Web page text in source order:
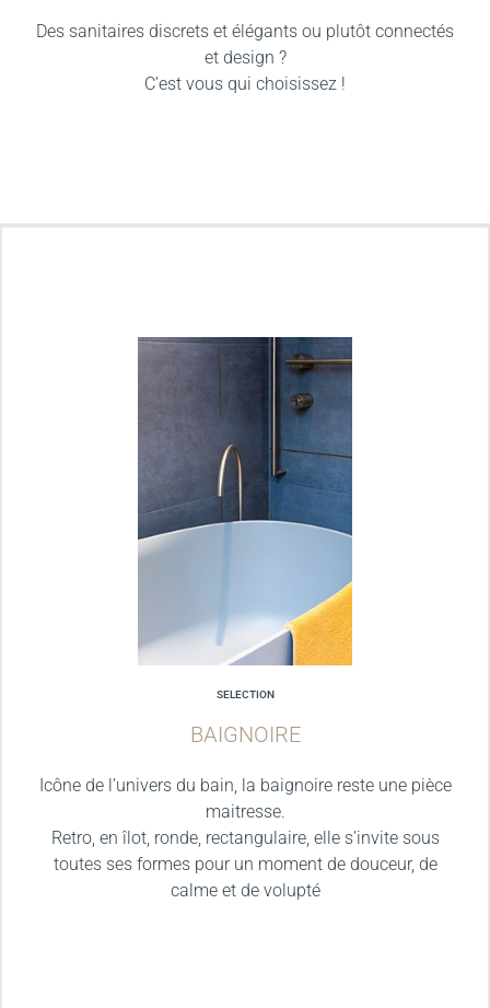
Des sanitaires discrets et élégants ou plutôt connectés
et design ?
C’est vous qui choisissez !
SELECTION
BAIGNOIRE
Icône de l’univers du bain, la baignoire reste une pièce
maitresse.
Retro, en îlot, ronde, rectangulaire, elle s’invite sous
toutes ses formes pour un moment de douceur, de
calme et de volupté